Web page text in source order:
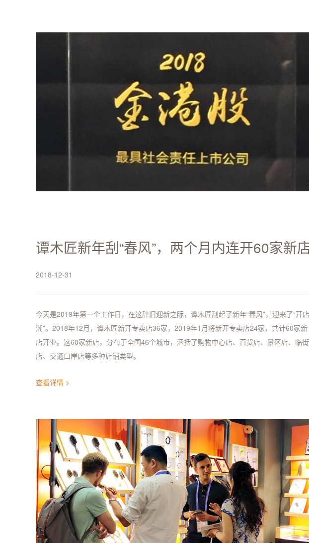
谭木匠新年刮“春风”，两个月内连开60家新
2018-12-31
今天是2019年第一个工作日，在这辞旧迎新之际，谭木匠刮起了新年“春风”，迎来了“开店
潮”。2018年12月，谭木匠新开专卖店36家，2019年1月将新开专卖店24家，共计60家新
店开业。这60家新店，分布于全国46个城市，涵括了购物中心店、百货店、景区店、临街
店、交通口岸店等多种店铺类型。
查看详情 >